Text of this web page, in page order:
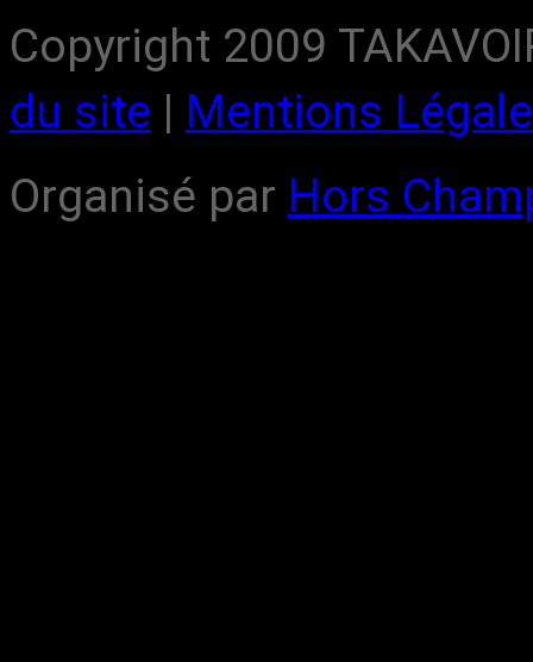
Copyright 2009
du site | Mentions
Organisé par Hors